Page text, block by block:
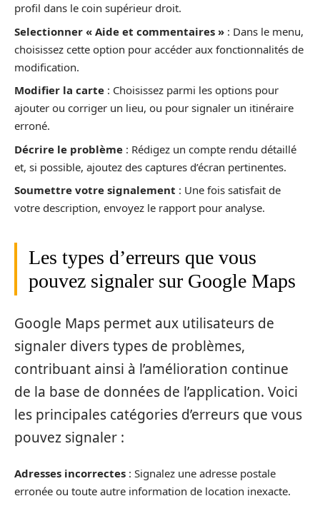
profil dans le coin supérieur droit.
Selectionner « Aide et commentaires » : Dans le menu,
choisissez cette option pour accéder aux fonctionnalités de
modification.
Modifier la carte : Choisissez parmi les options pour
ajouter ou corriger un lieu, ou pour signaler un itinéraire
erroné.
Décrire le problème : Rédigez un compte rendu détaillé
et, si possible, ajoutez des captures d’écran pertinentes.
Soumettre votre signalement : Une fois satisfait de
votre description, envoyez le rapport pour analyse.
Les types d’erreurs que vous
pouvez signaler sur Google Maps
Google Maps permet aux utilisateurs de
signaler divers types de problèmes,
contribuant ainsi à l’amélioration continue
de la base de données de l’application. Voici
les principales catégories d’erreurs que vous
pouvez signaler :
Adresses incorrectes : Signalez une adresse postale
erronée ou toute autre information de location inexacte.